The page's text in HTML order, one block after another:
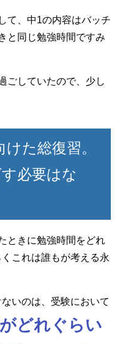
て、中1の内容はバッチ
と同じ勉強時間ですみ
ごしていたので、少し
た総復習。
必要はな
ときに勉強時間をどれ
これは誰もが考える永
いのは、受験において
どれぐらい